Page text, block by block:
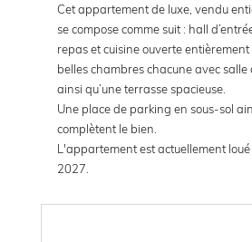
Cet appartement de luxe, vendu
se compose comme suit : hall
repas et cuisine ouverte
belles chambres chacune avec
ainsi qu’une terrasse spacieuse.
Une place de parking en sous-sol
complètent le bien.
L'appartement est actuellement
2027.